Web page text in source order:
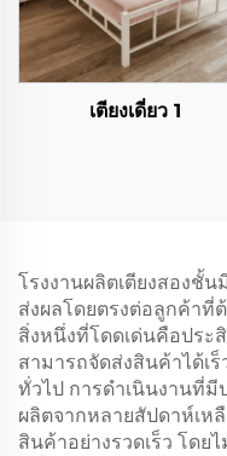
เตียงเดี่ยว 1
โรงงานผลิตเตียงสองชั้
ส่งผลโดยตรงต่อลูกค้าที่
สิ่งหนึ่งที่โดดเด่นคือประ
สามารถจัดส่งสินค้าได้เ
ทั่วไป การดำเนินงานที่มี
ผลิตจากหลายสัปดาห์เห
สินค้าอย่างรวดเร็ว โด